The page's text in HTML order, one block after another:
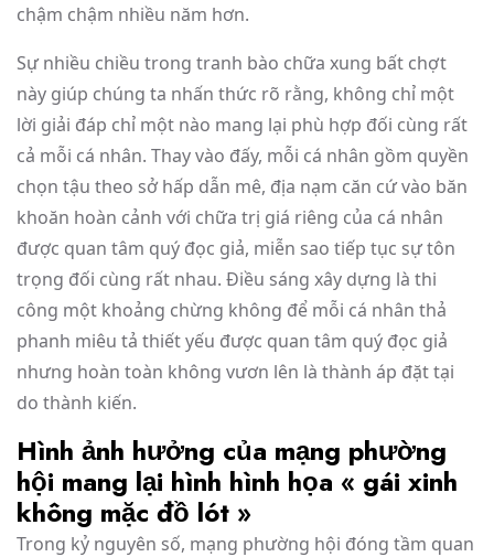
chậm chậm nhiều năm hơn.
Sự nhiều chiều trong tranh bào chữa xung bất chợt
này giúp chúng ta nhấn thức rõ rằng, không chỉ một
lời giải đáp chỉ một nào mang lại phù hợp đối cùng rất
cả mỗi cá nhân. Thay vào đấy, mỗi cá nhân gồm quyền
chọn tậu theo sở hấp dẫn mê, địa nạm căn cứ vào băn
khoăn hoàn cảnh với chữa trị giá riêng của cá nhân
được quan tâm quý đọc giả, miễn sao tiếp tục sự tôn
trọng đối cùng rất nhau. Điều sáng xây dựng là thi
công một khoảng chừng không để mỗi cá nhân thả
phanh miêu tả thiết yếu được quan tâm quý đọc giả
nhưng hoàn toàn không vươn lên là thành áp đặt tại
do thành kiến.
Hình ảnh hưởng của mạng phường
hội mang lại hình hình họa « gái xinh
không mặc đồ lót »
Trong kỷ nguyên số, mạng phường hội đóng tầm quan